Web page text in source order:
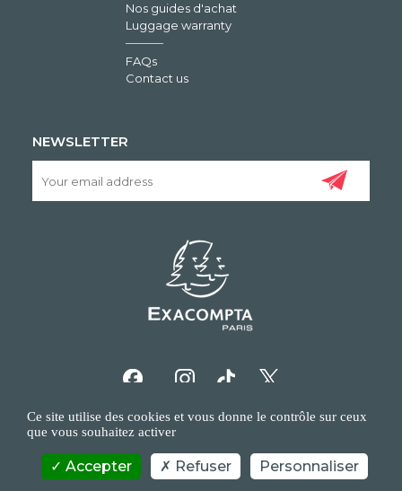
Nos guides d'achat
Luggage warranty
FAQs
Contact us
NEWSLETTER
COPYRIGHT/IP POLICY PERSONAL DATA POLICY CONTACT US
Ce site utilise des cookies et vous donne le contrôle sur ceux
que vous souhaitez activer
Accepter Refuser Personnaliser